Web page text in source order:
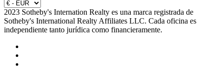
2023 Sotheby's Internation Realty es una marca registrada de
Sotheby's International Realty Affiliates LLC. Cada oficina es
independiente tanto jurídica como financieramente.